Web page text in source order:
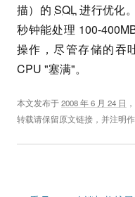
描）的SQL进行优化
秒钟能处理 100-
操作，尽管存储的吞
CPU "塞满"。
本文发布于2008 年 6 月 24 日
转载请保留原文链接，并注明作